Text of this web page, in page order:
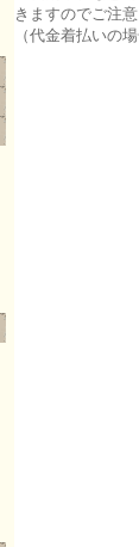
きますのでご注意
（代金着払いの